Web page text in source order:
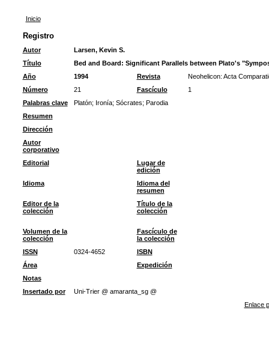
Inicio
Registro
Autor
Larsen, Kevin S.
Título
Bed and Board: Significant Parallels between Plato's
Año
1994 Revista
Neohelicon: Acta
Número
21 Fascículo
1
Palabras clave
Platón; Ironía; Sócrates; Parodia
Resumen
Dirección
Autor
corporativo
Editorial
Lugar de
edición
Idioma
Idioma del
resumen
Editor de la
colección
Título de la
colección
Volumen de la
colección
Fascículo de
la colección
ISSN
0324-4652
ISBN
Área
Expedición
Notas
Insertado por
Uni-Trier @ amaranta_sg @
Enlace